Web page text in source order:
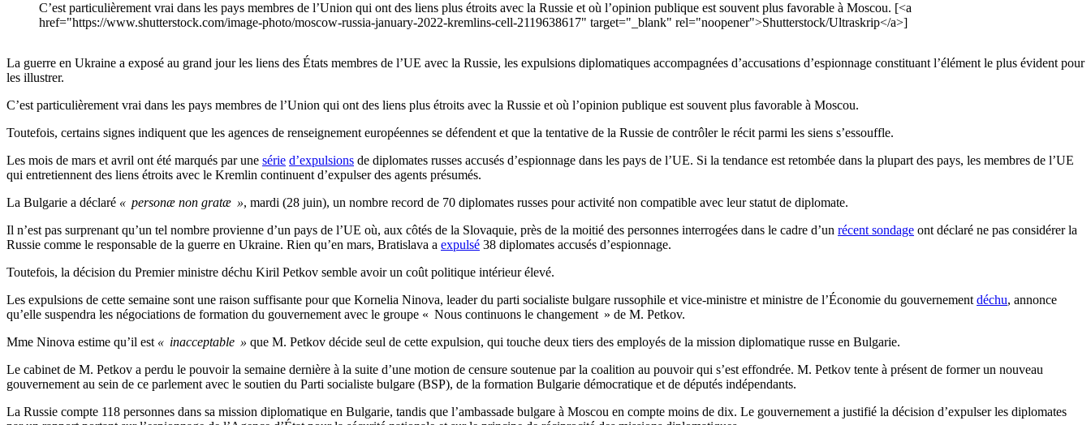
C’est particulièrement vrai dans les pays membres de l’Union qui ont des liens plus étroits avec la Russie et où l’opinion publique est souvent plus favorable à Moscou. [<a
href="https://www.shutterstock.com/image-photo/moscow-russia-january-2022-kremlins-cell-2119638617" target="_blank" rel="noopener">Shutterstock/Ultraskrip</a>]
La guerre en Ukraine a exposé au grand jour les liens des États membres de l’UE avec la Russie, les expulsions diplomatiques accompagnées d’accusations d’espionnage constituant l’élément le plus évident pour
les illustrer.
C’est particulièrement vrai dans les pays membres de l’Union qui ont des liens plus étroits avec la Russie et où l’opinion publique est souvent plus favorable à Moscou.
Toutefois, certains signes indiquent que les agences de renseignement européennes se défendent et que la tentative de la Russie de contrôler le récit parmi les siens s’essouffle.
Les mois de mars et avril ont été marqués par une série d’expulsions de diplomates russes accusés d’espionnage dans les pays de l’UE. Si la tendance est retombée dans la plupart des pays, les membres de l’UE
qui entretiennent des liens étroits avec le Kremlin continuent d’expulser des agents présumés.
La Bulgarie a déclaré « personæ non gratæ », mardi (28 juin), un nombre record de 70 diplomates russes pour activité non compatible avec leur statut de diplomate.
Il n’est pas surprenant qu’un tel nombre provienne d’un pays de l’UE où, aux côtés de la Slovaquie, près de la moitié des personnes interrogées dans le cadre d’un récent sondage ont déclaré ne pas considérer la
Russie comme le responsable de la guerre en Ukraine. Rien qu’en mars, Bratislava a expulsé 38 diplomates accusés d’espionnage.
Toutefois, la décision du Premier ministre déchu Kiril Petkov semble avoir un coût politique intérieur élevé.
Les expulsions de cette semaine sont une raison suffisante pour que Kornelia Ninova, leader du parti socialiste bulgare russophile et vice-ministre et ministre de l’Économie du gouvernement déchu, annonce
qu’elle suspendra les négociations de formation du gouvernement avec le groupe « Nous continuons le changement » de M. Petkov.
Mme Ninova estime qu’il est « inacceptable » que M. Petkov décide seul de cette expulsion, qui touche deux tiers des employés de la mission diplomatique russe en Bulgarie.
Le cabinet de M. Petkov a perdu le pouvoir la semaine dernière à la suite d’une motion de censure soutenue par la coalition au pouvoir qui s’est effondrée. M. Petkov tente à présent de former un nouveau
gouvernement au sein de ce parlement avec le soutien du Parti socialiste bulgare (BSP), de la formation Bulgarie démocratique et de députés indépendants.
La Russie compte 118 personnes dans sa mission diplomatique en Bulgarie, tandis que l’ambassade bulgare à Moscou en compte moins de dix. Le gouvernement a justifié la décision d’expulser les diplomates